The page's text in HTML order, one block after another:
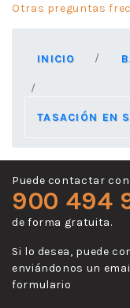
Otras preguntas
INICIO
TASACIÓN EN
Puede contactar
900 494
de forma gratuita.
Si lo desea, puede
enviándonos un
formulario